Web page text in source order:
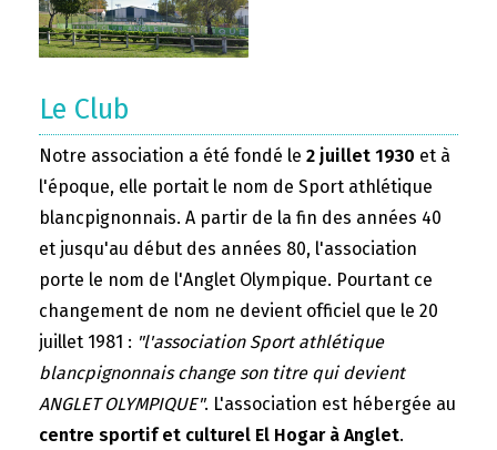
Le Club
Notre association a été fondé le 2 juillet 1930 et à
l'époque, elle portait le nom de Sport athlétique
blancpignonnais. A partir de la fin des années 40
et jusqu'au début des années 80, l'association
porte le nom de l'Anglet Olympique. Pourtant ce
changement de nom ne devient officiel que le 20
juillet 1981 : "l'association Sport athlétique
blancpignonnais change son titre qui devient
ANGLET OLYMPIQUE". L'association est hébergée au
centre sportif et culturel El Hogar à Anglet.